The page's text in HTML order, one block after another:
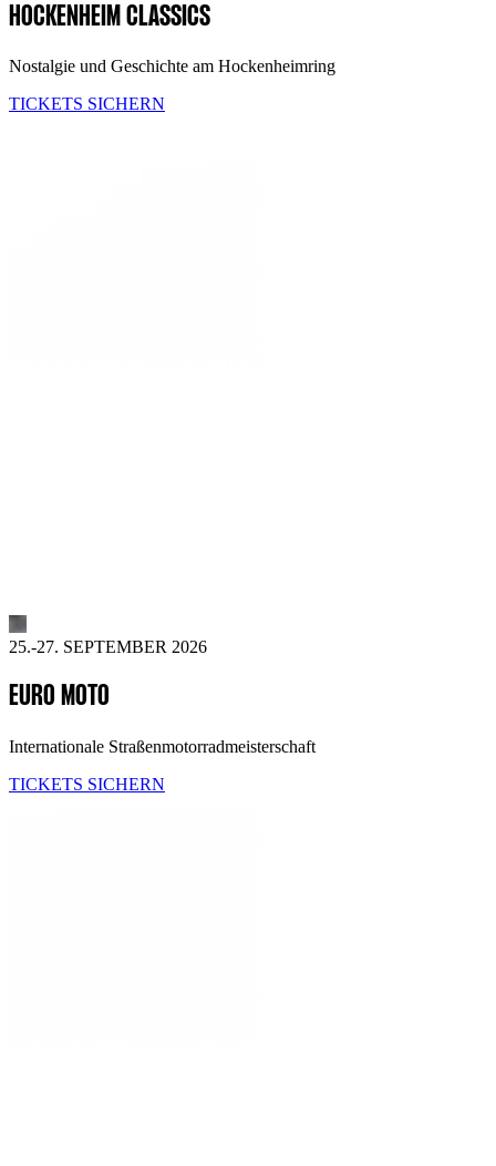
HOCKENHEIM CLASSICS
Nostalgie und Geschichte am Hockenheimring
TICKETS SICHERN
25.-27. SEPTEMBER 2026
EURO MOTO
Internationale Straßenmotorradmeisterschaft
TICKETS SICHERN